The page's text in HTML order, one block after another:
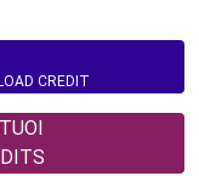
CREDIT